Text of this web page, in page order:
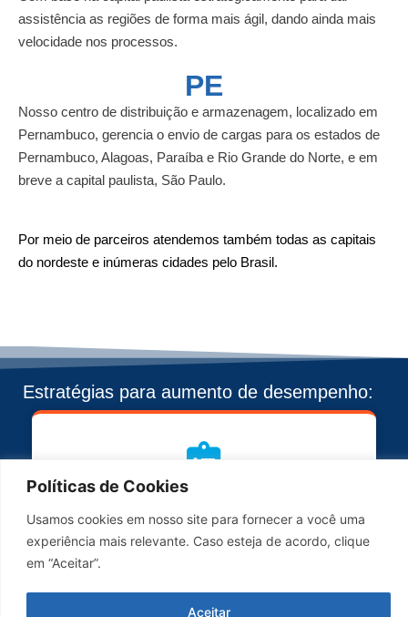
Políticas de Cookies
Usamos cookies em nosso site para fornecer a você uma
experiência mais relevante. Caso esteja de acordo, clique
em “Aceitar”.
Aceitar
assistência as regiões de forma mais ágil, dando ainda mais
velocidade nos processos.
PE
Nosso centro de distribuição e armazenagem, localizado em
Pernambuco, gerencia o envio de cargas para os estados de
Pernambuco, Alagoas, Paraíba e Rio Grande do Norte, e em
breve a capital paulista, São Paulo.
Por meio de parceiros atendemos também todas as capitais
do nordeste e inúmeras cidades pelo Brasil.
Estratégias para aumento de desempenho:
Análise Diária
Gráficos alimentados diariamente com dados que
nos mostram informações importantes para
observar e medir nossa atuação.